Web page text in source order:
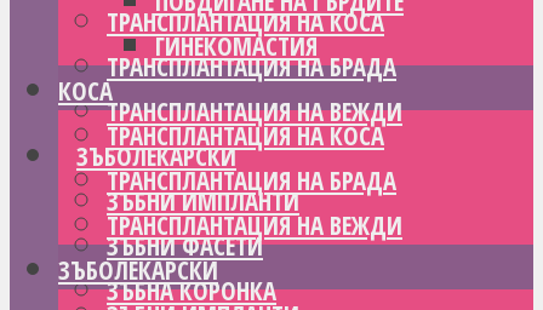
ТРАНСПЛАНТАЦИЯ НА КОСА
ТРАНСПЛАНТАЦИЯ НА БРАДА
ТРАНСПЛАНТАЦИЯ НА ВЕЖДИ
ЗЪБОЛЕКАРСКИ
ЗЪБНИ ИМПЛАНТИ
ЗЪБНИ ФАСЕТИ
ЗЪБНА КОРОНКА
ГИНЕКОМАСТИЯ
КОСА
ТРАНСПЛАНТАЦИЯ НА КОСА
ТРАНСПЛАНТАЦИЯ НА БРАДА
ТРАНСПЛАНТАЦИЯ НА ВЕЖДИ
ЗЪБОЛЕКАРСКИ